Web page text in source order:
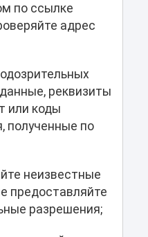
по ссылке
адрес
реквизиты
или коды
полученные по
неизвестные
предоставляйте
разрешения;